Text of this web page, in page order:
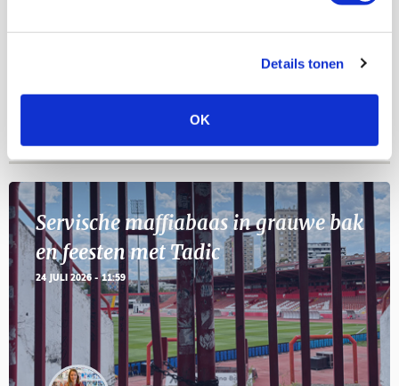
Details tonen
OK
Blogs
Servische maffiabaas in grauwe bak
en feesten met Tadic
24 JULI 2026 - 11:59